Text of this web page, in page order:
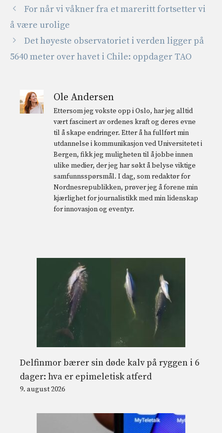
For når vi våkner fra et mareritt fortsetter vi
å være urolige
Det høyeste observatoriet i verden ligger på
5640 meter over havet i Chile: oppdager TAO
Ole Andersen
Ettersom jeg vokste opp i Oslo, har jeg alltid
vært fascinert av ordenes kraft og deres evne
til å skape endringer. Etter å ha fullført min
utdannelse i kommunikasjon ved Universitetet i
Bergen, fikk jeg muligheten til å jobbe innen
ulike medier, der jeg har søkt å belyse viktige
samfunnsspørsmål. I dag, som redaktør for
Nordnesrepublikken, prøver jeg å forene min
kjærlighet for journalistikk med min lidenskap
for innovasjon og eventyr.
Delfinmor bærer sin døde kalv på ryggen i 6
dager: hva er epimeletisk atferd
9. august 2026